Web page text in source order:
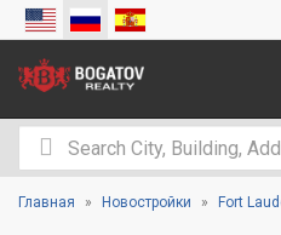
Главная Новостройки Fort